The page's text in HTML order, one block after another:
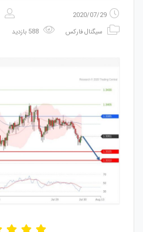
2020/07/29
سیگنال فارکس